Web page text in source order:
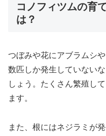
コノフィツムの育
は？
つぼみや花にアブラムシ
数匹しか発生していない
しょう。たくさん繁殖し
ます。
また、根にはネジラミが